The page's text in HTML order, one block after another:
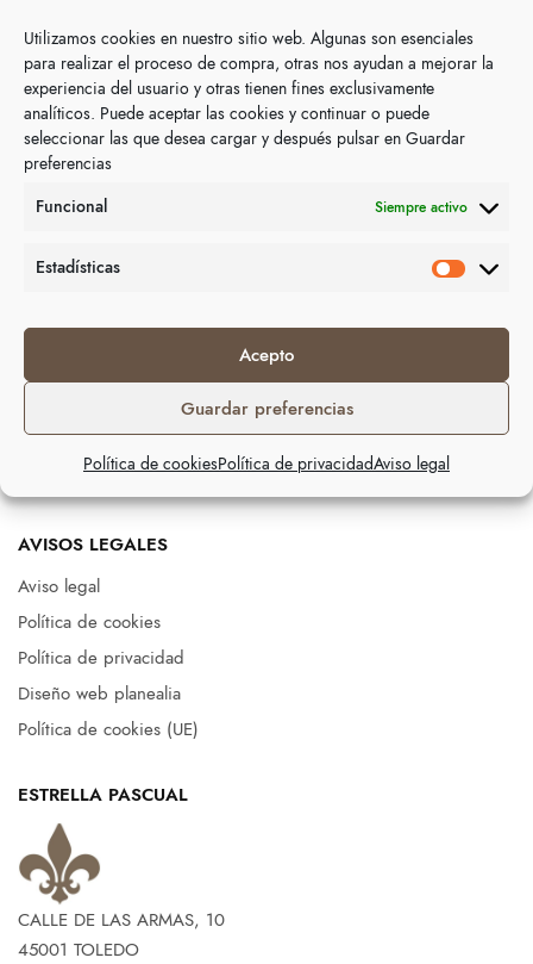
Utilizamos cookies en nuestro sitio web. Algunas son esenciales
para realizar el proceso de compra, otras nos ayudan a mejorar la
experiencia del usuario y otras tienen fines exclusivamente
analíticos. Puede aceptar las cookies y continuar o puede
seleccionar las que desea cargar y después pulsar en Guardar
preferencias
Funcional
Siempre activo
Estadísticas
Acepto
Guardar preferencias
Política de cookiesPolítica de privacidadAviso legal
69,90
Atención al cliente de10:00am – 8:00pm
620
740 092
CUENTA
Envíos y devoluciones
Mis Direcciones
Mi cuenta
Tienda Estrella Pascual
Hombre
Unisex
AVISOS LEGALES
Aviso legal
Política de cookies
Política de privacidad
Diseño web planealia
Política de cookies (UE)
ESTRELLA PASCUAL
CALLE DE LAS ARMAS, 10
45001 TOLEDO